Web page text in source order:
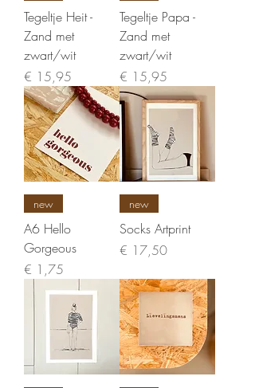
Tegeltje Heit -
Zand met
zwart/wit
Prijs
€ 15,95
Tegeltje Papa -
Zand met
zwart/wit
Prijs
€ 15,95
new
A6 Hello
Gorgeous
Prijs
€ 1,75
new
Socks Artprint
Prijs
€ 17,50